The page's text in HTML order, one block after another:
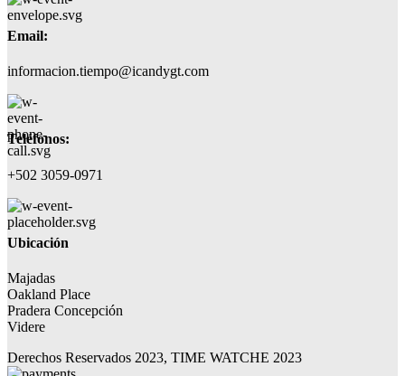
Email:
informacion.tiempo@icandygt.com
Teléfonos:
+502 3059-0971
Ubicación
Majadas
Oakland Place
Pradera Concepción
Videre
Derechos Reservados 2023, TIME WATCHE 2023